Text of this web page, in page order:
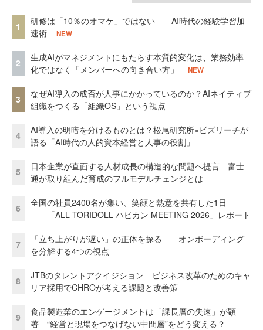
1
研修は「10％のオマケ」ではない——AI時代の経験学習加
速術
NEW
2
生成AIがマネジメントにもたらす本質的変化は、業務効率
化ではなく「メンバーへの向き合い方」
NEW
3
なぜAI導入の成否が人事にかかっているのか？AIネイティブ
組織をつくる「組織OS」という視点
4
AI導入の明暗を分けるものとは？松尾研究所×ビズリーチが
語る「AI時代の人的資本経営と人事の役割」
5
日本企業が直面する人材成長の構造的な問題へ提言 富士
通が取り組んだ育成のフルモデルチェンジとは
6
全国の社員2400名が集い、笑顔と熱意を共有した1日
――「ALL TORIDOLL ハピカン MEETING 2026」レポート
7
「立ち上がりが遅い」の正体を探る——オンボーディング
を分解する4つの視点
8
JTBのタレントアクイジション ビジネス改革のためのキャ
リア採用でCHROが考える課題と改善策
9
食品製造業のエンゲージメントは「課長層の失速」が顕
著 “経営と現場をつなげない中間層”をどう変える？